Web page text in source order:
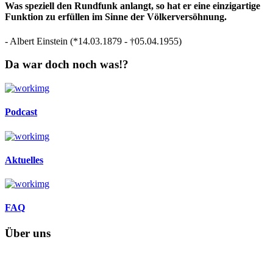
Was speziell den Rundfunk anlangt, so hat er eine einzigartige
Funktion zu erfüllen im Sinne der Völkerversöhnung.
- Albert Einstein (*14.03.1879 - †05.04.1955)
Da war doch noch was!?
Podcast
Aktuelles
FAQ
Über uns